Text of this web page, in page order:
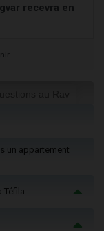
recevra en
un appartement
Téfila